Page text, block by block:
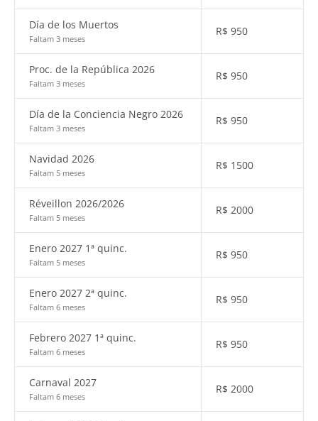
Día de los Muertos
Faltam 3 meses
R$ 950
Proc. de la República 2026
Faltam 3 meses
R$ 950
Día de la Conciencia Negro 2026
Faltam 3 meses
R$ 950
Navidad 2026
Faltam 5 meses
R$ 1500
Réveillon 2026/2026
Faltam 5 meses
R$ 2000
Enero 2027 1ª quinc.
Faltam 5 meses
R$ 950
Enero 2027 2ª quinc.
Faltam 6 meses
R$ 950
Febrero 2027 1ª quinc.
Faltam 6 meses
R$ 950
Carnaval 2027
Faltam 6 meses
R$ 2000